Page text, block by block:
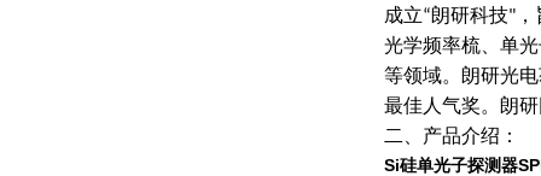
成立“朗研科技"
光学频率梳、单
等领域。朗研光
最佳人气奖。朗
二、产品介绍：
Si硅单光子探测器